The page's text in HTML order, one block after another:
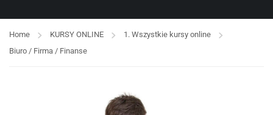
Home KURSY ONLINE
1. Wszystkie kursy online
Biuro / Firma / Finanse